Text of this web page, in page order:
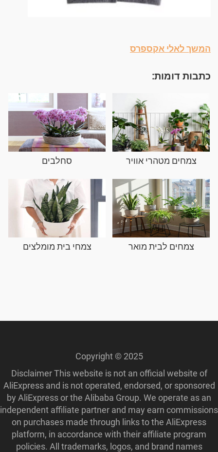
המשך לאלי אקספרס
כתבות דומות:
צמחים מטהרי אוויר סחלבים
צמחים לבית מואר צמחי בית מומלצים
Copyright © 2025
Disclaimer This website is not an official website of
AliExpress and is not operated, endorsed, or sponsored
by AliExpress or the Alibaba Group. We operate as an
independent affiliate partner and may earn commissions
on purchases made through links to the AliExpress
platform, in accordance with their affiliate program
policies. All trademarks, logos, and brand names